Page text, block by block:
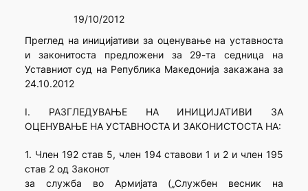
19/10/2012
Преглед на иницијативи за оценување на уставноста
и законитоста предложени за 29-та седница на
Уставниот суд на Република Македонија закажана за
24.10.2012
I. РАЗГЛЕДУВАЊЕ НА ИНИЦИЈАТИВИ ЗА
ОЦЕНУВАЊЕ НА УСТАВНОСТА И ЗАКОНИСТОСТА НА:
1. Член 192 став 5, член 194 ставови 1 и 2 и член 195
став 2 од Законот
за служба во Армијата („Службен весник на